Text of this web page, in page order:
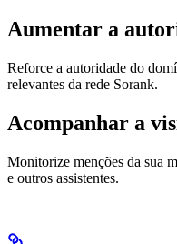
Aumentar a
Reforce a autoridade do
relevantes da rede Sorank.
Acompanhar a
Monitorize menções da sua
e outros assistentes.